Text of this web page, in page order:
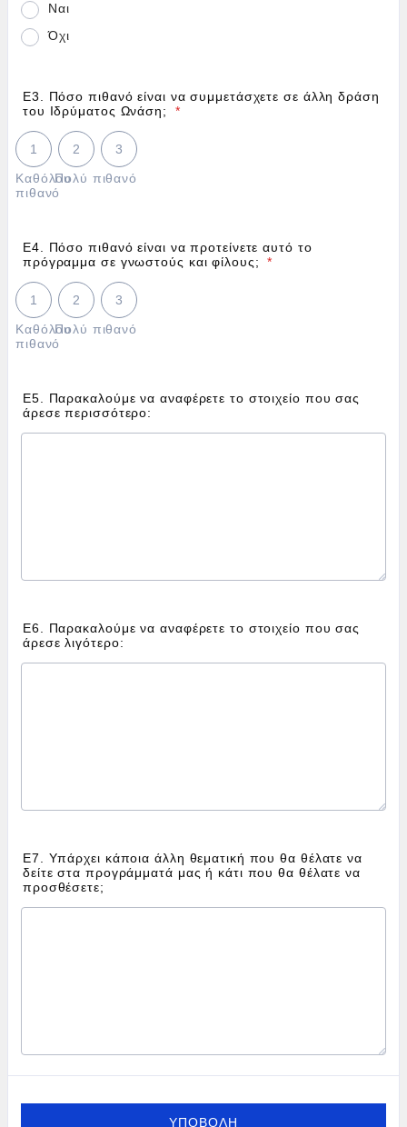
Ναι
Όχι
Ε3. Πόσο πιθανό είναι να συμμετάσχετε σε άλλη δράση
του Ιδρύματος Ωνάση;
*
Καθόλου
πιθανό
1
2
Πολύ πιθανό
3
1 is Καθόλου πιθανό, 3 is Πολύ πιθανό
Ε4. Πόσο πιθανό είναι να προτείνετε αυτό το
πρόγραμμα σε γνωστούς και φίλους;
*
Καθόλου
πιθανό
1
2
Πολύ πιθανό
3
1 is Καθόλου πιθανό, 3 is Πολύ πιθανό
Ε5. Παρακαλούμε να αναφέρετε το στοιχείο που σας
άρεσε περισσότερο:
Ε6. Παρακαλούμε να αναφέρετε το στοιχείο που σας
άρεσε λιγότερο:
Ε7. Υπάρχει κάποια άλλη θεματική που θα θέλατε να
δείτε στα προγράμματά μας ή κάτι που θα θέλατε να
προσθέσετε;
ΥΠΟΒΟΛΗ